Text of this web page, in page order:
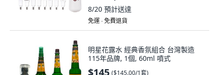
8/20 預計送達
免運 ∙ 免費退貨
明星花露水 經典香氛組合 台灣製造
115年品牌, 1個, 60ml 噴式
$145 ($145.00/1套)